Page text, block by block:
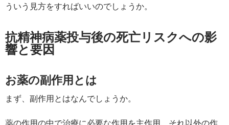
ういう見方をすればいいのでしょうか。
抗精神病薬投与後の死亡リスクへの影
響と要因
お薬の副作用とは
まず、副作用とはなんでしょうか。
薬の作用の中で治療に必要な作用を主作用、それ以外の作